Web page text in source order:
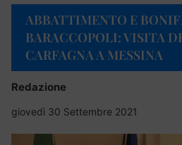
ABBATTIMENTO E
BARACCOPOLI: VISITA
CARFAGNA A MESSINA
Redazione
giovedì 30 Settembre 2021